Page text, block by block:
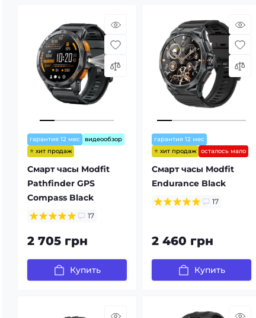
гарантия 12 мес
видеообзор
⭐ хит продаж
Смарт часы Modfit
Pathfinder GPS
Compass Black
17
2 705 грн
Купить
гарантия 12 мес
⭐ хит продаж
осталось мало
Смарт часы Modfit
Endurance Black
17
2 460 грн
Купить